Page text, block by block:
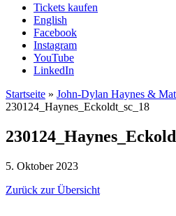
Tickets kaufen
English
Facebook
Instagram
YouTube
LinkedIn
Startseite » John-Dylan Haynes &
230124_Haynes_Eckoldt_sc_18
5. Oktober 2023
Zurück zur Übersicht